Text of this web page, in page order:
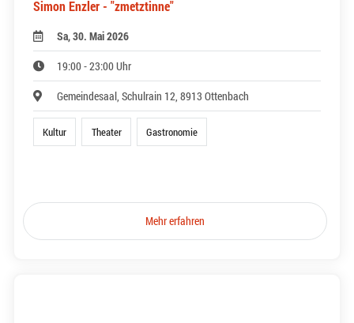
Simon Enzler - "zmetztinne"
Sa, 30. Mai 2026
19:00 - 23:00 Uhr
Gemeindesaal, Schulrain 12, 8913 Ottenbach
Kultur Theater Gastronomie
Mehr erfahren